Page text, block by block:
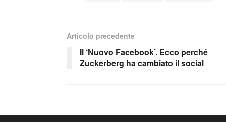
Articolo precedente
Il ‘Nuovo Facebook’. Ecco perché
Zuckerberg ha cambiato il social